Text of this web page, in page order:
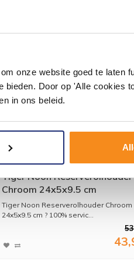
onze website goed te laten
bieden. Door op 'Alle cookies
in ons beleid.
Tiger Noon Reserverolhouder
Chroom 24x5x9.5 cm
Tiger Noon Reserverolhouder Chroom
24x5x9.5 cm ? 100% servic...